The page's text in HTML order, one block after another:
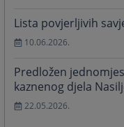
Lista povjerljivih
10.06.2026.
Predložen
kaznenog djela
22.05.2026.